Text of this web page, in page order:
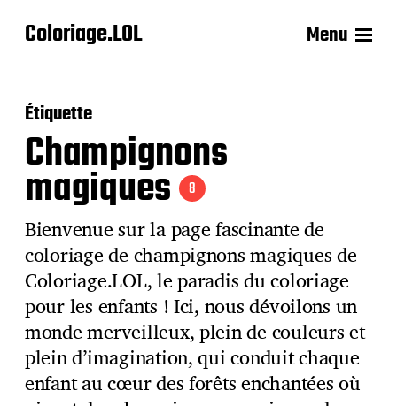
Coloriage.LOL Menu
Étiquette
Champignons
magiques 8
Bienvenue sur la page fascinante de
coloriage de champignons magiques de
Coloriage.LOL, le paradis du coloriage
pour les enfants ! Ici, nous dévoilons un
monde merveilleux, plein de couleurs et
plein d’imagination, qui conduit chaque
enfant au cœur des forêts enchantées où